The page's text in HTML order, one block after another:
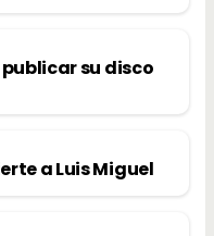
su disco
a Luis Miguel